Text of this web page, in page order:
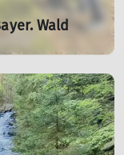
Wald